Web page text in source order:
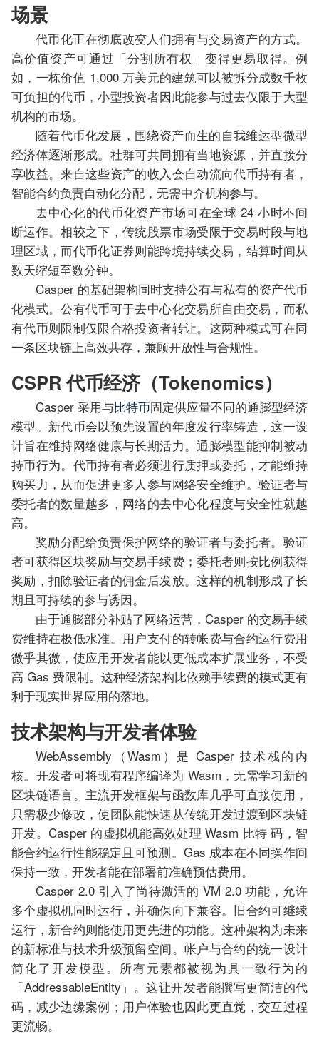
场景
代币化正在彻底改变人们拥有与交易资产的方式。
高价值资产可通过「分割所有权」变得更易取得。例
如，一栋价值 1,000 万美元的建筑可以被拆分成数千枚
可负担的代币，小型投资者因此能参与过去仅限于大型
机构的市场。
随着代币化发展，围绕资产而生的自我维运型微型
经济体逐渐形成。社群可共同拥有当地资源，并直接分
享收益。来自这些资产的收入会自动流向代币持有者，
智能合约负责自动化分配，无需中介机构参与。
去中心化的代币化资产市场可在全球 24 小时不间
断运作。相较之下，传统股票市场受限于交易时段与地
理区域，而代币化证券则能跨境持续交易，结算时间从
数天缩短至数分钟。
Casper 的基础架构同时支持公有与私有的资产代币
化模式。公有代币可于去中心化交易所自由交易，而私
有代币则限制仅限合格投资者转让。这两种模式可在同
一条区块链上高效共存，兼顾开放性与合规性。
CSPR 代币经济（Tokenomics）
Casper 采用与比特币固定供应量不同的通膨型经济
模型。新代币会以预先设置的年度发行率铸造，这一设
计旨在维持网络健康与长期活力。通膨模型能抑制被动
持币行为。代币持有者必须进行质押或委托，才能维持
购买力，从而促进更多人参与网络安全维护。验证者与
委托者的数量越多，网络的去中心化程度与安全性就越
高。
奖励分配给负责保护网络的验证者与委托者。验证
者可获得区块奖励与交易手续费；委托者则按比例获得
奖励，扣除验证者的佣金后发放。这样的机制形成了长
期且可持续的参与诱因。
由于通膨部分补贴了网络运营，Casper 的交易手续
费维持在极低水准。用户支付的转帐费与合约运行费用
微乎其微，使应用开发者能以更低成本扩展业务，不受
高 Gas 费限制。这种经济架构比依赖手续费的模式更有
利于现实世界应用的落地。
技术架构与开发者体验
WebAssembly（Wasm）是 Casper 技术栈的内
核。开发者可将现有程序编译为 Wasm，无需学习新的
区块链语言。主流开发框架与函数库几乎可直接使用，
只需极少修改，使团队能快速从传统开发过渡到区块链
开发。Casper 的虚拟机能高效处理 Wasm 比特 码，智
能合约运行性能稳定且可预测。Gas 成本在不同操作间
保持一致，开发者能在部署前准确预估费用。
Casper 2.0 引入了尚待激活的 VM 2.0 功能，允许
多个虚拟机同时运行，并确保向下兼容。旧合约可继续
运行，新合约则能使用更先进的功能。这种架构为未来
的新标准与技术升级预留空间。帐户与合约的统一设计
简化了开发模型。所有元素都被视为具一致行为的
「AddressableEntity」。这让开发者能撰写更简洁的代
码，减少边缘案例；用户体验也因此更直觉，交互过程
更流畅。